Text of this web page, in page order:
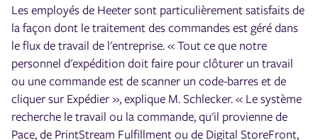
Les employés de Heeter sont particulièrement satisfaits de
la façon dont le traitement des commandes est géré dans
le flux de travail de l'entreprise. « Tout ce que notre
personnel d'expédition doit faire pour clôturer un travail
ou une commande est de scanner un code-barres et de
cliquer sur Expédier », explique M. Schlecker. « Le système
recherche le travail ou la commande, qu'il provienne de
Pace, de PrintStream Fulfillment ou de Digital StoreFront,